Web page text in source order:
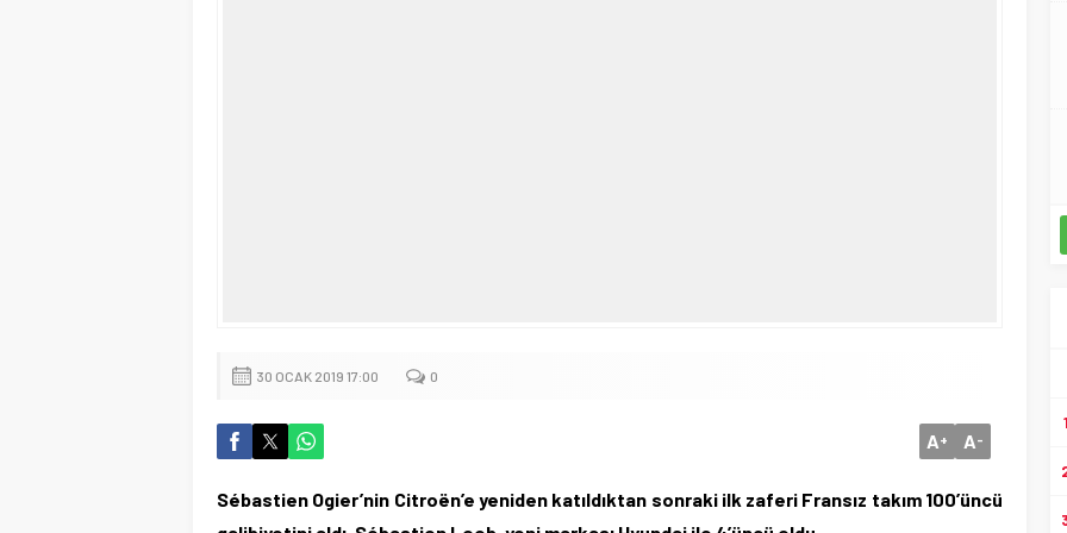
30 OCAK 2019 17:00 0
A+ A-
Sébastien Ogier’nin Citroën’e yeniden katıldıktan sonraki ilk zaferi Fransız takım 100’üncü
1